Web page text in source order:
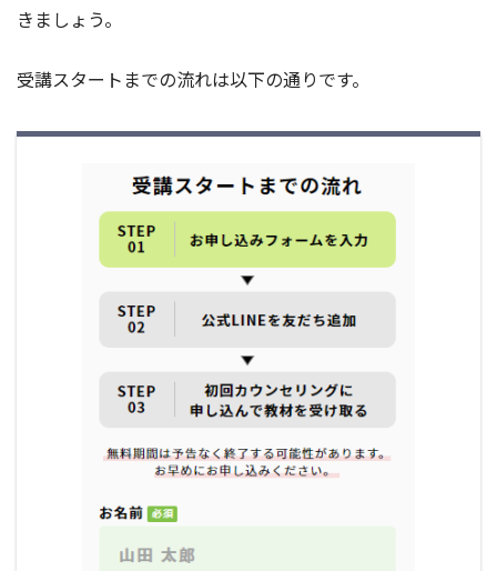
きましょう。
受講スタートまでの流れは以下の通りです。